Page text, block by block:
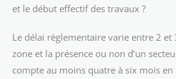
et le début effectif des travaux ?
Le délai règlementaire varie entre 2 et
zone et la présence ou non d’un
compte au moins quatre à six mois